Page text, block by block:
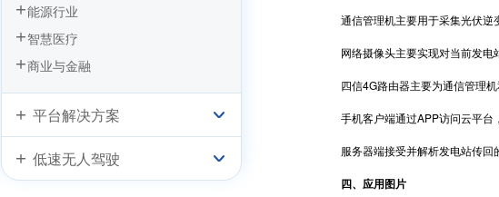
能源行业
智慧医疗
商业与金融
平台解决方案
低速无人驾驶
通信管理机主要用于采集光伏逆变
网络摄像头主要实现对当前发电
四信4G路由器主要为通信管理机
手机客户端通过APP访问云平台
服务器端接受并解析发电站传回的
四、应用图片